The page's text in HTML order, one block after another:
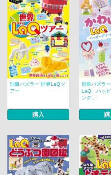
別冊パズラー 世界LaQツ
アー
購入
別冊パズラ
LaQ ハッピ
ング...
購